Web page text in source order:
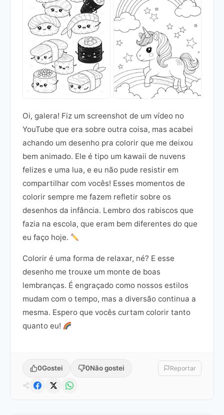
Oi, galera! Fiz um screenshot de um vídeo no
YouTube que era sobre outra coisa, mas acabei
achando um desenho pra colorir que me deixou
bem animado. Ele é tipo um kawaii de nuvens
felizes e uma lua, e eu não pude resistir em
compartilhar com vocês! Esses momentos de
colorir sempre me fazem refletir sobre os
desenhos da infância. Lembro dos rabiscos que
fazia na escola, que eram bem diferentes do que
eu faço hoje.
Colorir é uma forma de relaxar, né? E esse
desenho me trouxe um monte de boas
lembranças. É engraçado como nossos estilos
mudam com o tempo, mas a diversão continua a
mesma. Espero que vocês curtam colorir tanto
quanto eu!
0Gostei 0Não gostei Reportar